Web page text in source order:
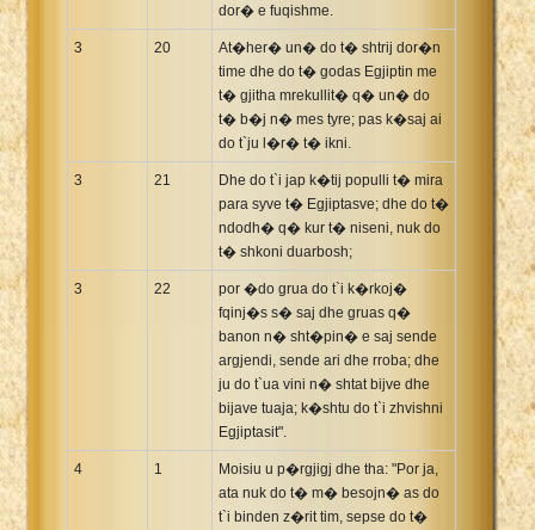
dor� e fuqishme.
3 20
At�her� un� do t� shtrij dor�n
time dhe do t� godas Egjiptin me
t� gjitha mrekullit� q� un� do
t� b�j n� mes tyre; pas k�saj ai
do t`ju l�r� t� ikni.
3 21
Dhe do t`i jap k�tij populli t� mira
para syve t� Egjiptasve; dhe do t�
ndodh� q� kur t� niseni, nuk do
t� shkoni duarbosh;
3 22
por �do grua do t`i k�rkoj�
fqinj�s s� saj dhe gruas q�
banon n� sht�pin� e saj sende
argjendi, sende ari dhe rroba; dhe
ju do t`ua vini n� shtat bijve dhe
bijave tuaja; k�shtu do t`i zhvishni
Egjiptasit".
4 1
Moisiu u p�rgjigj dhe tha: "Por ja,
ata nuk do t� m� besojn� as do
t`i binden z�rit tim, sepse do t�